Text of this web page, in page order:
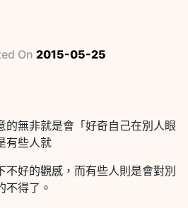
On 2015-05-25
的無非就是會「好奇自己在別人眼
有些人就
好的觀感，而有些人則是會對別
不得了。